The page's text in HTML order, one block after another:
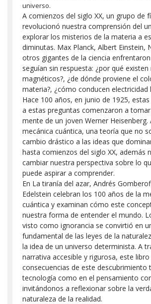
universo.
A comienzos del siglo XX, un grupo de
revolucionó nuestra comprensión del
explorar los misterios de la materia a
diminutas. Max Planck, Albert Einstein,
otros gigantes de la ciencia
seguían sin respuesta: ¿por qué
magnéticos?, ¿de dónde proviene el
materia?, ¿cómo conducen electricidad
Hace 100 años, en junio de 1925,
a estas preguntas comenzaron a
mente de un joven Werner Heisenberg.
mecánica cuántica, una teoría que no
cambio drástico a las ideas que
hasta comienzos del siglo XX, además
cambiar nuestra perspectiva sobre lo
puede aspirar a comprender.
En La tiranía del azar, Andrés
Edelstein celebran los 100 años de la
cuántica y examinan cómo este
nuestra forma de entender el mundo.
visto como ignorancia se convirtió en
fundamental de las leyes de la
la idea de un universo determinista. A
narrativa accesible y rigurosa, este
consecuencias de este descubrimiento
tecnología como en el pensamiento
invitándonos a reflexionar sobre la
naturaleza de la realidad.